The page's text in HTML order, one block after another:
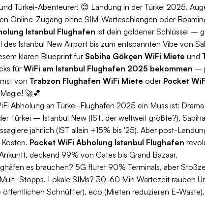
Türkei-Abenteurer! 😊 Landung in der Türkei 2025,
Online-Zugang ohne SIM-Warteschlangen oder
Istanbul Flughafen ist dein goldener Schlüssel –
des Istanbul New Airport bis zum entspannten Vibe von
klaren Blueprint für Sabiha Gökçen WiFi Miete und
für WiFi am Istanbul Flughafen 2025 bekommen –
von Trabzon Flughafen WiFi Miete oder Pocket
🚀💕
Abholung an Türkei-Flughäfen 2025 ein Muss ist:
Türkei – Istanbul New (IST, der weltweit größte?),
jährlich (IST allein +15% bis '25). Aber post-
Pocket WiFi Abholung Istanbul Flughafen
deckend 99% von Gates bis Grand Bazaar.
es brauchen? 5G flutet 90% Terminals, aber
Stopps. Lokale SIMs? 30-60 Min Wartezeit rauben
öffentlichen Schnüffler), eco (Mieten reduzieren E-